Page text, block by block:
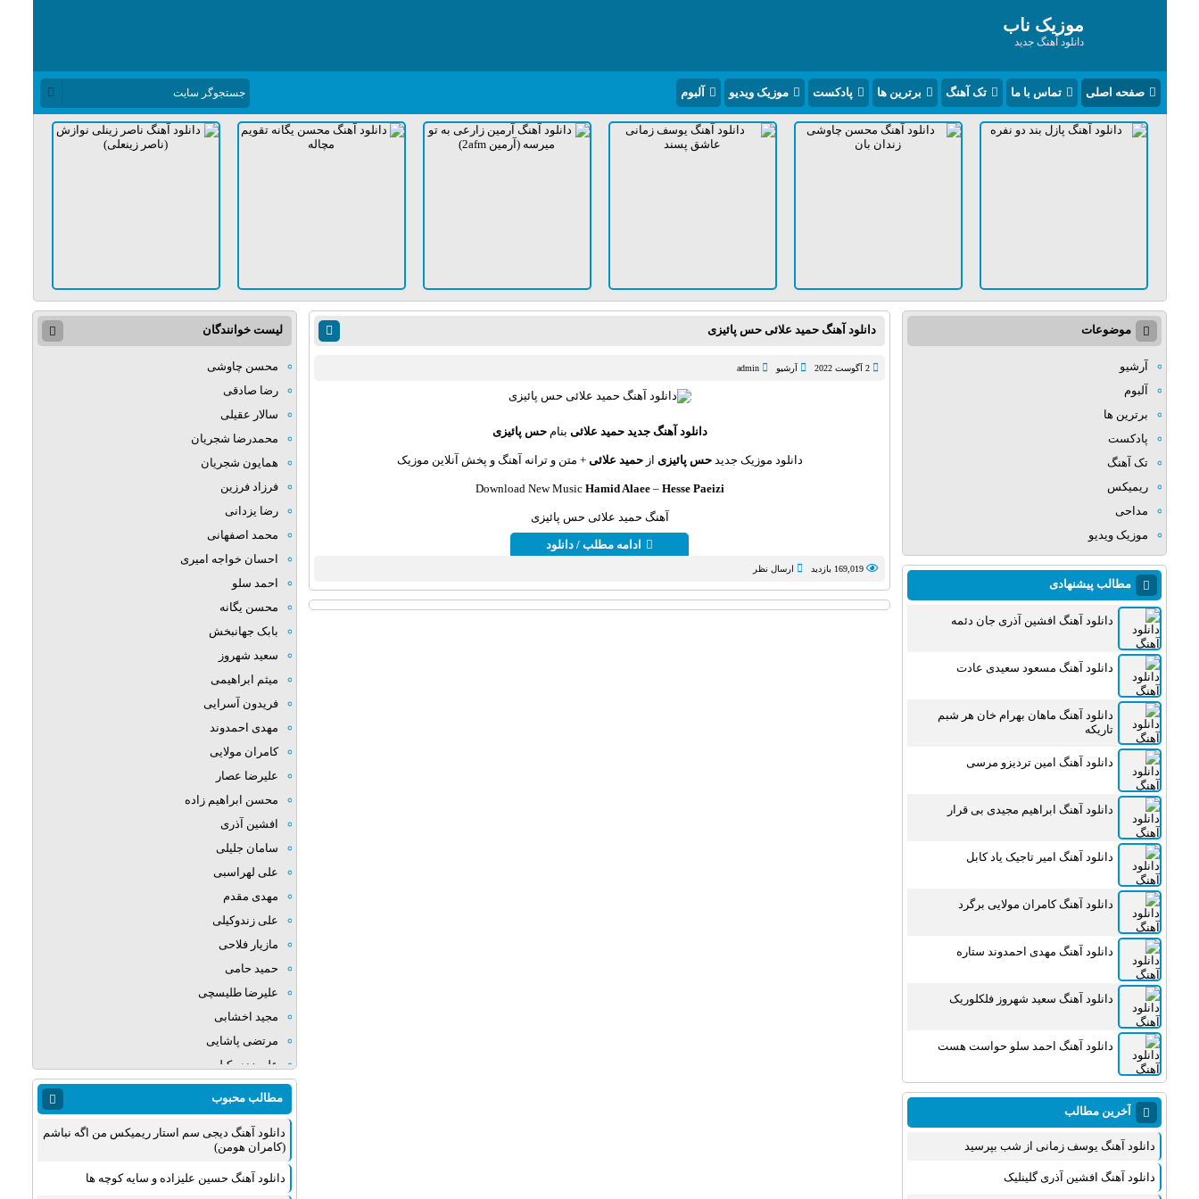
موزیک ناب
دانلود آهنگ جدید
صفحه اصلی تماس با ما تک آهنگ برترین ها پادکست موزیک ویدیو آلبوم
دانلود آهنگ حمید علائی حس پائیزی
2 آگوست 2022 آرشیو admin
دانلود آهنگ جديد حمید علائی بنامحس پائیزی
دانلود موزیک جديد حس پائیزی ازحمید علائی + متن و ترانه آهنگ و پخش آنلاين موزيک
Download New Music Hamid Alaee– Hesse Paeizi
آهنگ حمید علائی حس پائیزی
ادامه مطلب / دانلود
169,019 بازدید ارسال نظر
موضوعات
آرشیو
آلبوم
برترین ها
پادکست
تک آهنگ
ریمیکس
مداحی
موزیک ویدیو
مطالب پیشنهادی
دانلود آهنگ افشین آذری جان دئمه
دانلود آهنگ مسعود سعیدی عادت
دانلود آهنگ ماهان بهرام خان هر شبم
تاریکه
دانلود آهنگ امین تردیزو مرسی
دانلود آهنگ ابراهیم مجیدی بی قرار
دانلود آهنگ امیر تاجیک یاد کابل
دانلود آهنگ کامران مولایی برگرد
دانلود آهنگ مهدی احمدوند ستاره
دانلود آهنگ سعید شهروز فلکلوریک
دانلود آهنگ احمد سلو حواست هست
آخرین مطالب
دانلود آهنگ یوسف زمانی از شب بپرسید
دانلود آهنگ افشین آذری گلینلیک
لیست خوانندگان
محسن چاوشی
رضا صادقی
سالار عقیلی
محمدرضا شجریان
همایون شجریان
فرزاد فرزین
رضا یزدانی
محمد اصفهانی
احسان خواجه امیری
احمد سلو
محسن یگانه
بابک جهانبخش
سعید شهروز
میثم ابراهیمی
فریدون آسرایی
مهدی احمدوند
کامران مولایی
علیرضا عصار
محسن ابراهیم زاده
افشین آذری
سامان جلیلی
علی لهراسبی
مهدی مقدم
علی زندوکیلی
مازیار فلاحی
حمید حامی
علیرضا طلیسچی
مجید اخشابی
مرتضی پاشایی
علی زند وکیلی
میلاد بابایی
مهدی یراحی
روزبه نعمت الهی
علی عبدالمالکی
مطالب محبوب
دانلود آهنگ دیجی سم استار ریمیکس من اگه نباشم
(کامران هومن)
دانلود آهنگ حسین علیزاده و سایه کوچه ها